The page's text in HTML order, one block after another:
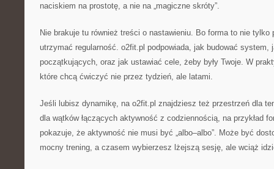
naciskiem na prostotę, a nie na „magiczne skróty”.
Nie brakuje tu również treści o nastawieniu. Bo forma to nie tylko
utrzymać regularność. o2fit.pl podpowiada, jak budować system,
początkujących, oraz jak ustawiać cele, żeby były Twoje. W
które chcą ćwiczyć nie przez tydzień, ale latami.
Jeśli lubisz dynamikę, na o2fit.pl znajdziesz też przestrzeń dla
dla wątków łączących aktywność z codziennością, na przykład
pokazuje, że aktywność nie musi być „albo–albo”. Może być
mocny trening, a czasem wybierzesz lżejszą sesję, ale wciąż